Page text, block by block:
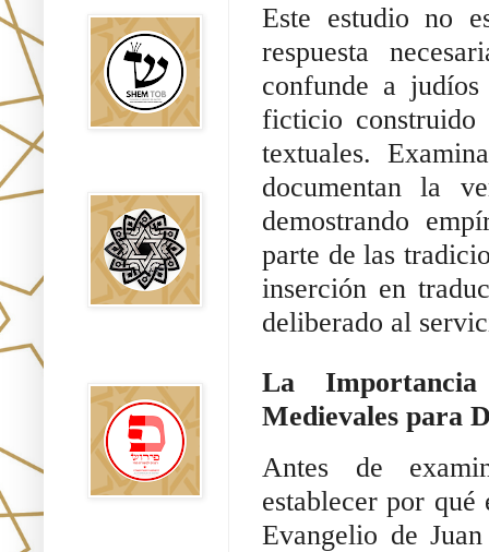
Este estudio no
respuesta
confunde a
ficticio construido
textuales.
documentan la
demostrando
parte de las
inserción en
deliberado al
La
Medievales para
Antes de
establecer por qué
Evangelio de